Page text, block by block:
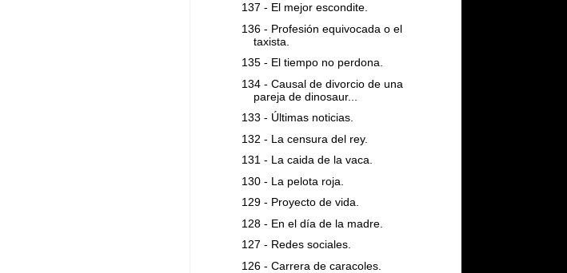
137 - El mejor escondite.
136 - Profesión equivocada o el
taxista.
135 - El tiempo no perdona.
134 - Causal de divorcio de una
pareja de dinosaur...
133 - Últimas noticias.
132 - La censura del rey.
131 - La caida de la vaca.
130 - La pelota roja.
129 - Proyecto de vida.
128 - En el día de la madre.
127 - Redes sociales.
126 - Carrera de caracoles.